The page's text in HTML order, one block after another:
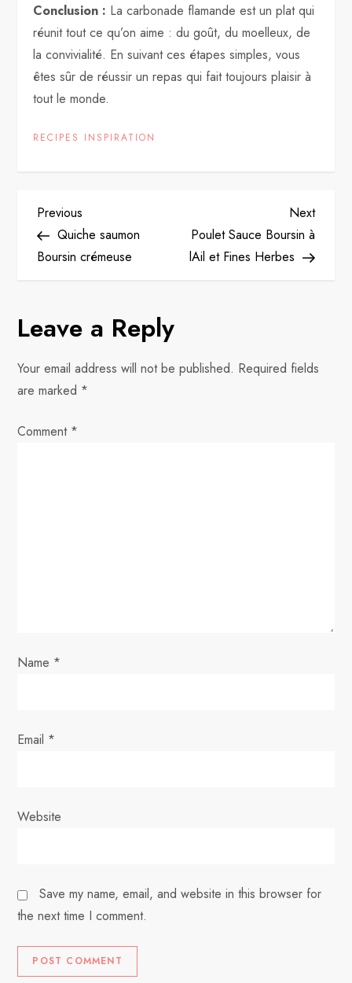
Conclusion : La carbonade flamande est un plat qui
réunit tout ce qu’on aime : du goût, du moelleux, de
la convivialité. En suivant ces étapes simples, vous
êtes sûr de réussir un repas qui fait toujours plaisir à
tout le monde.
RECIPES INSPIRATION
P
o
t
n
a
v
o
Previous
Post
Previous
Quiche saumon
Boursin crémeuse
Next
Post
Next
Poulet Sauce Boursin à
lAil et Fines Herbes
Leave a Reply
Your email address will not be published. Required fields
are marked *
Comment *
Name *
Email *
Website
Save my name, email, and website in this browser for
the next time I comment.